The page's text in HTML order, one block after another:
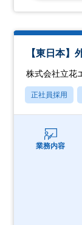
【東日本】
株式会社立花
正社員採用
業務内容